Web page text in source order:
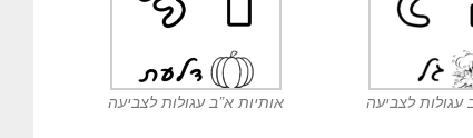
עגולות לצביעה אותיות א”ב עגולות לצביעה